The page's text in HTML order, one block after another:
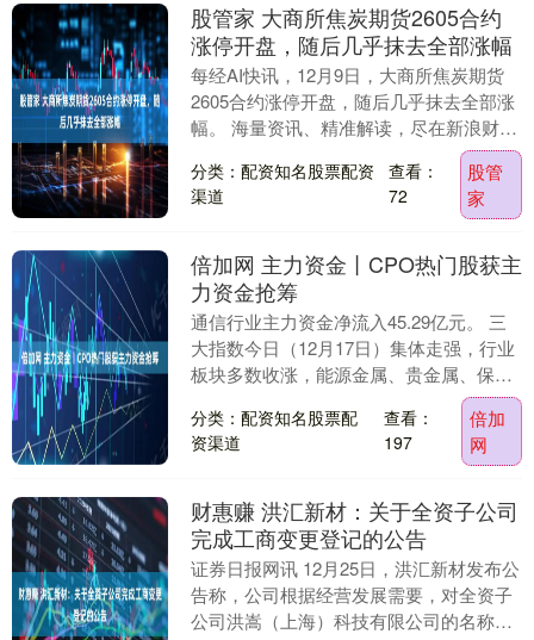
股管家 大商所焦炭期货2605合约
涨停开盘，随后几乎抹去全部涨幅
每经AI快讯，12月9日，大商所焦炭期货
2605合约涨停开盘，随后几乎抹去全部涨
幅。 海量资讯、精准解读，尽在新浪财经
分类：配资知名股票配资
渠道
查看：
72
股管
家
倍加网 主力资金丨CPO热门股获主
力资金抢筹
通信行业主力资金净流入45.29亿元。 三
大指数今日（12月17日）集体走强，行业
板块多数收涨，能源金属、贵金属、保
险、电池、化肥行业、小金属、电源设
备、有色金....
分类：配资知名股票配
资渠道
查看：
197
倍加
网
财惠赚 洪汇新材：关于全资子公司
完成工商变更登记的公告
证券日报网讯 12月25日，洪汇新材发布公
告称，公司根据经营发展需要，对全资子
公司洪嵩（上海）科技有限公司的名称及